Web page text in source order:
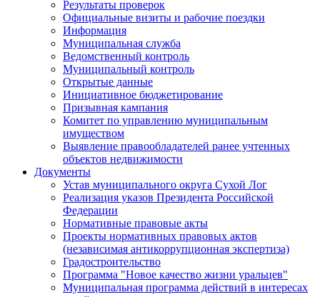
Результаты проверок
Официальные визиты и рабочие поездки
Информация
Муниципальная служба
Ведомственный контроль
Муниципальный контроль
Открытые данные
Инициативное бюджетирование
Призывная кампания
Комитет по управлению муниципальным
имуществом
Выявление правообладателей ранее учтенных
объектов недвижимости
Документы
Устав муниципального округа Сухой Лог
Реализация указов Президента Российской
Федерации
Нормативные правовые акты
Проекты нормативных правовых актов
(независимая антикоррупционная экспертиза)
Градостроительство
Программа "Новое качество жизни уральцев"
Муниципальная программа действий в интересах